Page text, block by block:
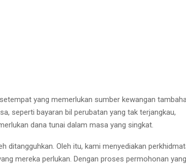
yang memerlukan sumber kewangan
seperti bayaran bil perubatan yang tak terjangkau,
dana tunai dalam masa yang singkat.
ditangguhkan. Oleh itu, kami menyediakan
mereka perlukan. Dengan proses permohonan yang